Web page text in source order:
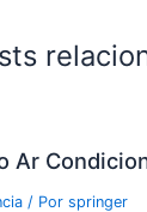
Ar
/ Porspringer